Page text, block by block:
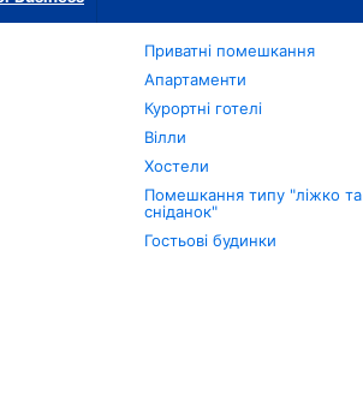
Приватні помешкання
Апартаменти
Курортні готелі
Вілли
Хостели
Помешкання типу "ліжко та
сніданок"
Гостьові будинки